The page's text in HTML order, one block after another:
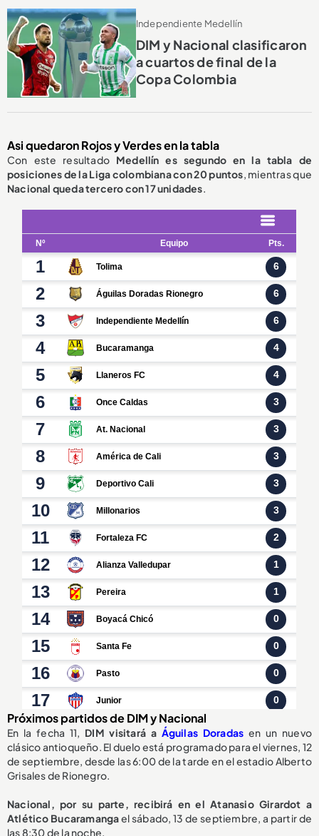
Independiente Medellín
DIM y Nacional clasificaron
a cuartos de final de la
Copa Colombia
Asi quedaron Rojos y Verdes en la tabla
Con este resultado Medellín es segundo en la tabla de
posiciones de la Liga colombiana con 20 puntos , mientras que
Nacional queda tercero con 17 unidades
Próximos partidos de DIM y Nacional
En la fecha 11, DIM visitará a Águilas Doradas en un nuevo
clásico antioqueño. El duelo está programado para el viernes, 12
de septiembre, desde las 6:00 de la tarde en el estadio Alberto
Grisales de Rionegro.
Nacional, por su parte, recibirá en el Atanasio Girardot a
Atlético Bucaramangael sábado, 13 de septiembre, a partir de
las 8:30 de la noche.